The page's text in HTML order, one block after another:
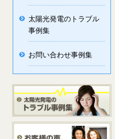
太陽光発電のトラブル
事例集
お問い合わせ事例集